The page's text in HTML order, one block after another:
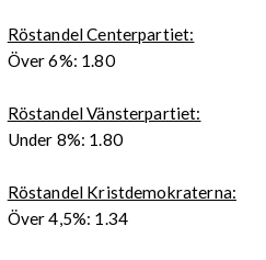
Röstandel Centerpartiet:
Över 6%: 1.80
Röstandel Vänsterpartiet:
Under 8%: 1.80
Röstandel Kristdemokraterna:
Över 4,5%: 1.34